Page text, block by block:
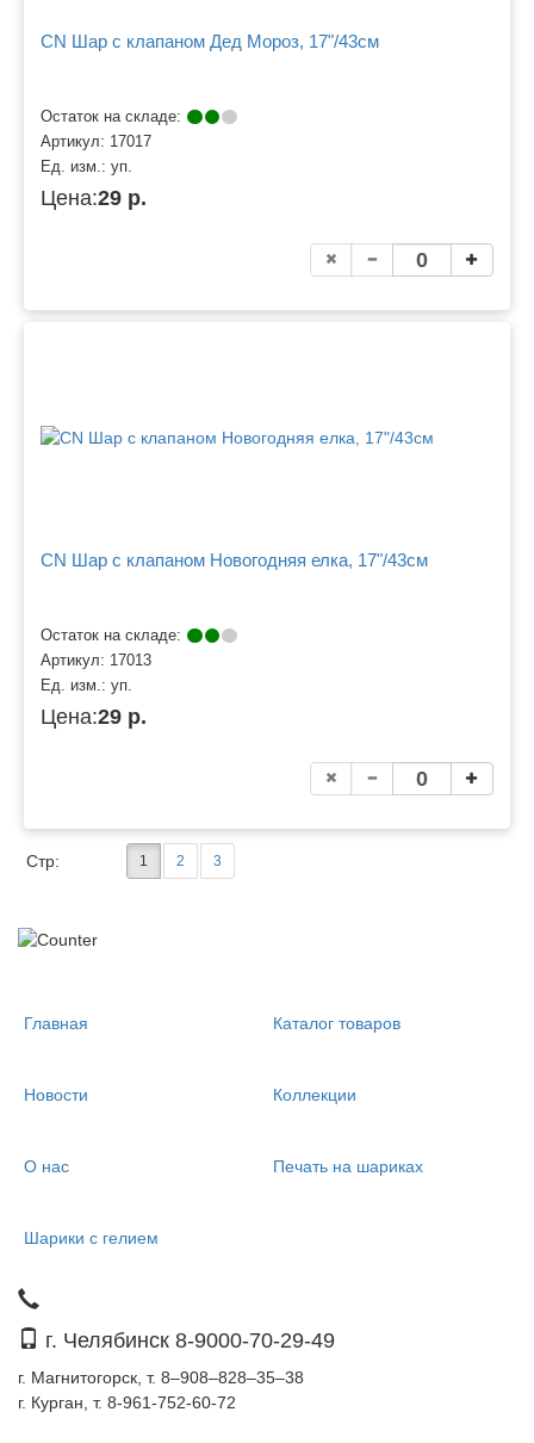
CN Шар с клапаном Дед Мороз, 17"/43см
Остаток на складе:
Артикул: 17017
Ед. изм.: уп.
Цена:29 р.
CN Шар с клапаном Новогодняя елка, 17"/43см
Остаток на складе:
Артикул: 17013
Ед. изм.: уп.
Цена:29 р.
Стр: 1 2 3
Главная Каталог товаров
Новости Коллекции
О нас Печать на шариках
Шарики с гелием
г. Челябинск 8-9000-70-29-49
г. Магнитогорск, т. 8–908–828–35–38
г. Курган, т. 8-961-752-60-72